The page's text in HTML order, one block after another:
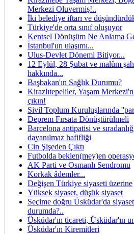
Merkezi Oluvermiş!..
İki belediye iftarı ve
Türkiye'de orta sınıf oluşuyor
Kentsel Dönüşüm Ne Anlama
İstanbul'un ulaşımı...
Ulus-Devlet Dönemi Bitiyor...
12 Eylül, 28 Şubat ve malûm
hakkında...
Başbakan'ın Sağlık Durumu?
Kirazlıtepeliler, Yaşam
çıkın!
Sivil Toplum Kuruluşlarında
Deprem Fırsata Dönüştürülmeli
Barcelona antipatisi ve
dayanılmaz hafifliği
Cin Şişeden Çıktı
Futbolda beklen(mey)en
AK Parti ve Osmanlı Sendromu
Korkak âdemler...
Değişen Türkiye siyaseti üzerine
Yüksek siyaset, düşük siyaset
Seçime doğru Üsküdar'da
durumda?..
Üsküdar'ın ticareti, Üsküdar'ın
Üsküdar'ın Kiremitleri